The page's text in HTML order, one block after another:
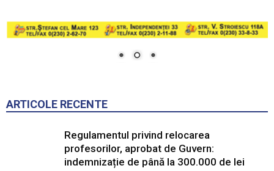
ARTICOLE RECENTE
Regulamentul privind relocarea
profesorilor, aprobat de Guvern:
indemnizație de până la 300.000 de lei